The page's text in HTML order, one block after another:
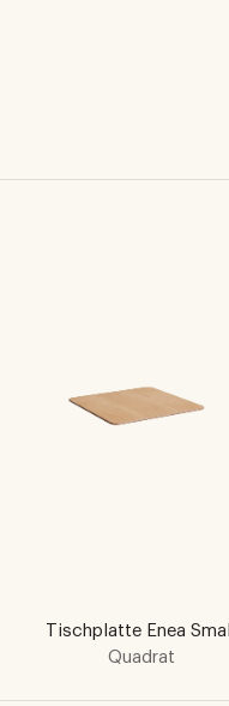
Tischplatte Enea Small
Quadrat